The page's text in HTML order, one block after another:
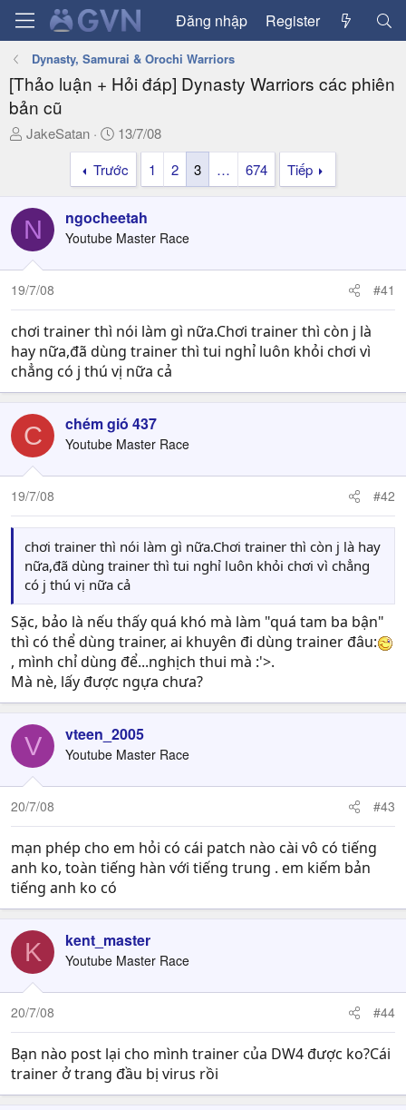
Đăng nhập Register
Dynasty, Samurai & Orochi Warriors
[Thảo luận + Hỏi đáp] Dynasty Warriors các phiên
bản cũ
T
a
d
s
t
a
e
r
JakeSatan
N
g
à
y
ử
i
13/7/08
Trước
1 2 3 … 674 Tiếp
N ngocheetah
Youtube Master Race
19/7/08 #41
chơi trainer thì nói làm gì nữa.Chơi trainer thì còn j là
hay nữa,đã dùng trainer thì tui nghỉ luôn khỏi chơi vì
chẳng có j thú vị nữa cả
C chém gió 437
Youtube Master Race
19/7/08 #42
chơi trainer thì nói làm gì nữa.Chơi trainer thì còn j là hay
nữa,đã dùng trainer thì tui nghỉ luôn khỏi chơi vì chẳng
có j thú vị nữa cả
Sặc, bảo là nếu thấy quá khó mà làm "quá tam ba bận"
thì có thể dùng trainer, ai khuyên đi dùng trainer đâu:
, mình chỉ dùng để...nghịch thui mà :'>.
Mà nè, lấy được ngựa chưa?
V vteen_2005
Youtube Master Race
20/7/08 #43
mạn phép cho em hỏi có cái patch nào cài vô có tiếng
anh ko, toàn tiếng hàn với tiếng trung . em kiếm bản
tiếng anh ko có
K kent_master
Youtube Master Race
20/7/08 #44
Bạn nào post lại cho mình trainer của DW4 được ko?Cái
trainer ở trang đầu bị virus rồi